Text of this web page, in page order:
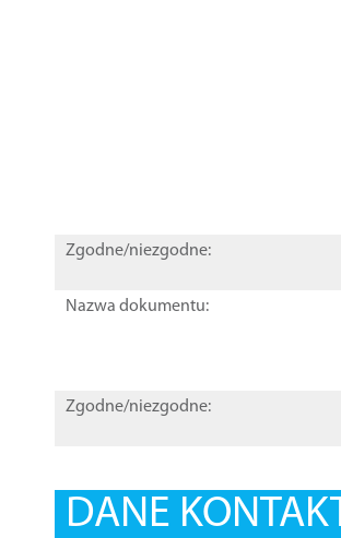
Zgodne/niezgodne:
Nazwa dokumentu:
Zgodne/niezgodne:
DANE